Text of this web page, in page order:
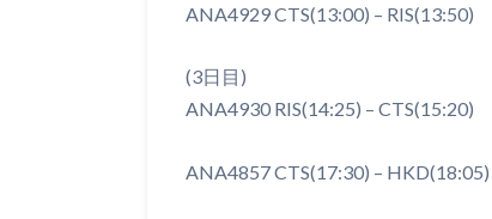
ANA4929 CTS(13:00) – RIS(13:50)
(3日目)
ANA4930 RIS(14:25) – CTS(15:20)
ANA4857 CTS(17:30) – HKD(18:05)